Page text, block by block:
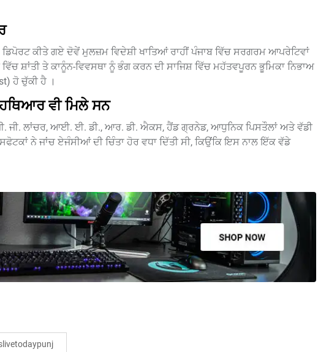
ਕੀਤੇ ਗਏ ਦੋਵੇਂ ਮੁਲਜ਼ਮ ਵਿਦੇਸ਼ੀ ਖਾਤਿਆਂ ਰਾਹੀਂ ਪੰਜਾਬ ਵਿੱਚ ਸਰਗਰਮ ਆਪਰੇਟਿਵਾਂ
ਸ਼ਾਂਤੀ ਤੇ ਕਾਨੂੰਨ-ਵਿਵਸਥਾ ਨੂੰ ਭੰਗ ਕਰਨ ਦੀ ਸਾਜਿਸ਼ ਵਿੱਚ ਮਹੱਤਵਪੂਰਨ ਭੂਮਿਕਾ ਨਿਭਾਅ
ਹੋ ਚੁੱਕੀ ਹੈ ।
ਵੀ ਮਿਲੇ ਸਨ
ਜੀ. ਲਾਂਚਰ, ਆਈ. ਈ. ਡੀ., ਆਰ. ਡੀ. ਐਕਸ, ਹੈਂਡ ਗ੍ਰਨੇਡ, ਆਧੁਨਿਕ ਪਿਸਤੌਲਾਂ ਅਤੇ ਵੱਡੀ
ਨੇ ਜਾਂਚ ਏਜੰਸੀਆਂ ਦੀ ਚਿੰਤਾ ਹੋਰ ਵਧਾ ਦਿੱਤੀ ਸੀ, ਕਿਉਂਕਿ ਇਸ ਨਾਲ ਇੱਕ ਵੱਡੇ